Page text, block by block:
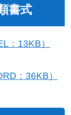
書式
：13KB）
：36KB）